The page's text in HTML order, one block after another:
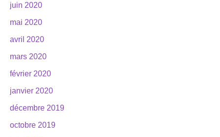
juin 2020
mai 2020
avril 2020
mars 2020
février 2020
janvier 2020
décembre 2019
octobre 2019